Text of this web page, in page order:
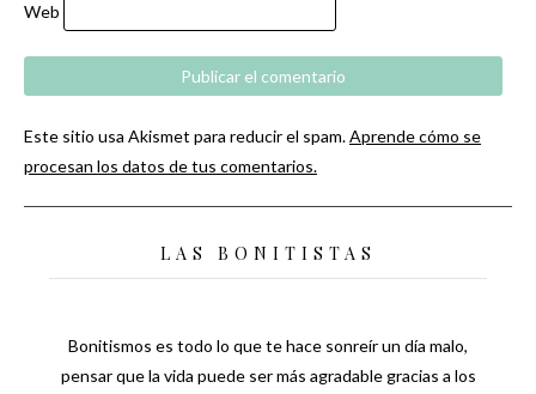
Web
Este sitio usa Akismet para reducir el spam.Aprende cómo se
procesan los datos de tus comentarios.
LAS BONITISTAS
Bonitismos es todo lo que te hace sonreír un día malo,
pensar que la vida puede ser más agradable gracias a los